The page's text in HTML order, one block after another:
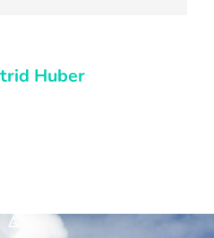
Huber
*A*